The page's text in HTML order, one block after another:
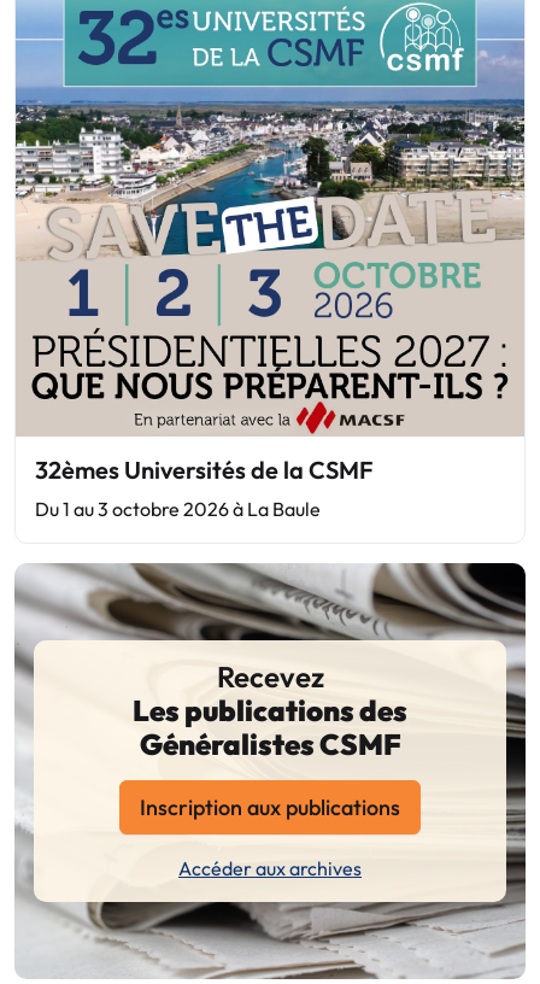
32èmes Universités de la CSMF
Du 1 au 3 octobre 2026 à La Baule
Recevez
Les publications des
Généralistes CSMF
Inscription aux publications
Accéder aux archives